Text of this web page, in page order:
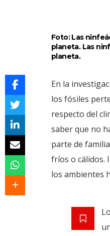
Foto: Las
planeta. Las
planeta.
En la
los fósiles
respecto del
saber que no
parte de
fríos o cálidos.
los ambientes